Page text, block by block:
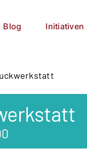
Blog Initiativen